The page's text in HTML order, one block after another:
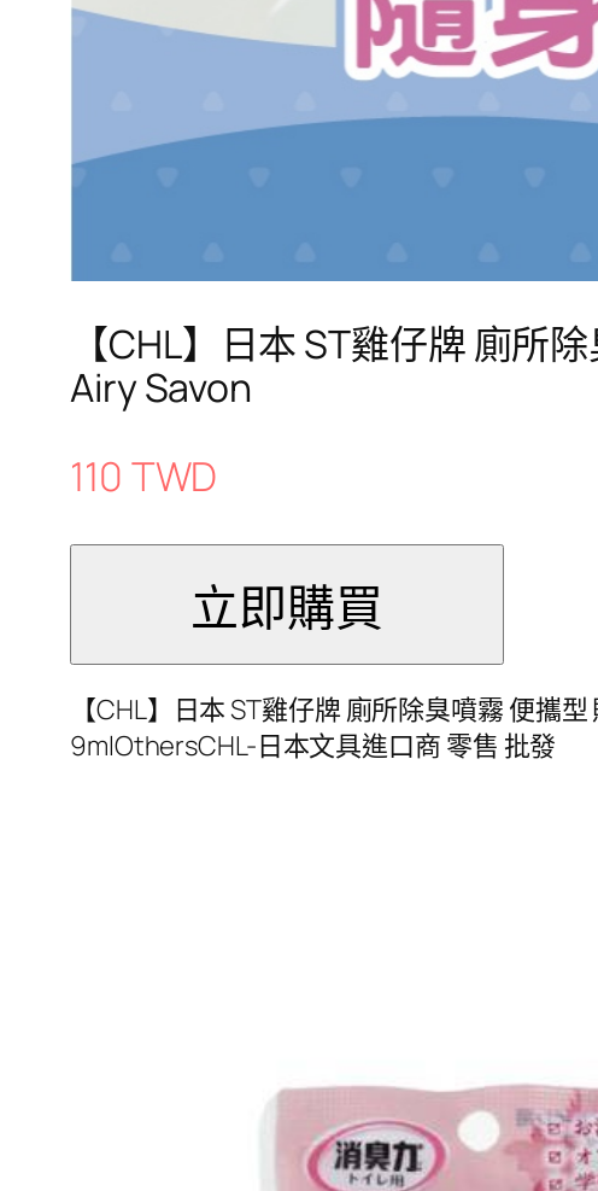
【CHL】日本 ST雞仔牌 廁所
Airy Savon
110 TWD
【CHL】日本 ST雞仔牌 廁所除臭噴霧 便攜
9mlOthersCHL-日本文具進口商 零售 批發